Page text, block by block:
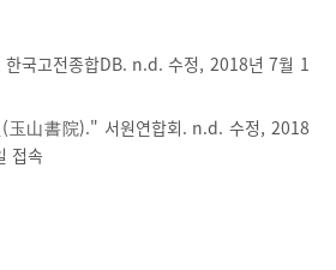
국고전종합DB. n.d. 수정, 2018년 7월 1
(玉山書院)." 서원연합회. n.d. 수정, 2018
접속